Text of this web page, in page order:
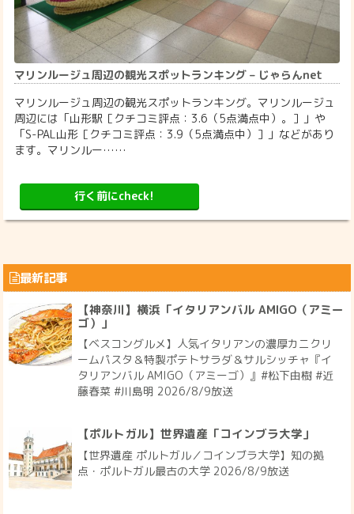
マリンルージュ周辺の観光スポットランキング – じゃらんnet
マリンルージュ周辺の観光スポットランキング。マリンルージュ
周辺には「山形駅［クチコミ評点：3.6（5点満点中）。］」や
「S-PAL山形［クチコミ評点：3.9（5点満点中）］」などがあり
ます。マリンルー……
行く前にcheck!
最新記事
【神奈川】横浜「イタリアンバル AMIGO（アミー
ゴ）」
【ベスコングルメ】人気イタリアンの濃厚カニクリ
ームパスタ＆特製ポテトサラダ＆サルシッチャ『イ
タリアンバル AMIGO（アミーゴ）』#松下由樹 #近
藤春菜 #川島明 2026/8/9放送
【ポルトガル】世界遺産「コインブラ大学」
【世界遺産 ポルトガル／コインブラ大学】知の拠
点・ポルトガル最古の大学 2026/8/9放送